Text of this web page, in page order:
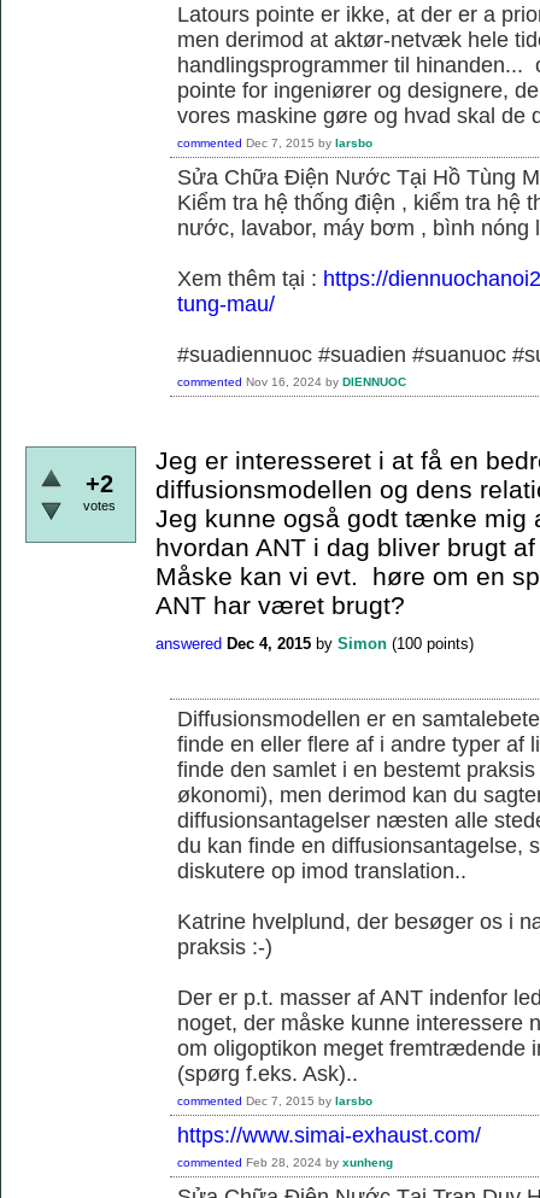
Latours pointe er ikke, at der er a
men derimod at aktør-netvæk hele
handlingsprogrammer til hinanden...
pointe for ingeniører og designere,
vores maskine gøre og hvad skal de
commented Dec 7, 2015 by larsbo
Sửa Chữa Điện Nước Tại Hồ Tùng
Kiểm tra hệ thống điện , kiểm tra hệ
nước, lavabor, máy bơm , bình nóng
Xem thêm tại : https://
tung-mau/
#suadiennuoc #suadien #suanuoc
commented Nov 16, 2024 by DIENNUOC
+2
votes
Jeg er interesseret i at få en
diffusionsmodellen og dens
Jeg kunne også godt tænke mig
hvordan ANT i dag bliver brugt
Måske kan vi evt. høre om en
ANT har været brugt?
answered Dec 4, 2015 by Simon (100 points)
Diffusionsmodellen er en
finde en eller flere af i andre typer af
finde den samlet i en bestemt
økonomi), men derimod kan du
diffusionsantagelser næsten alle
du kan finde en diffusionsantagelse,
diskutere op imod translation..
Katrine hvelplund, der besøger os i
praksis :-)
Der er p.t. masser af ANT indenfor
noget, der måske kunne interessere
om oligoptikon meget fremtrædende
(spørg f.eks. Ask)..
commented Dec 7, 2015 by larsbo
https://www.simai-exhaust.com/
commented Feb 28, 2024 by xunheng